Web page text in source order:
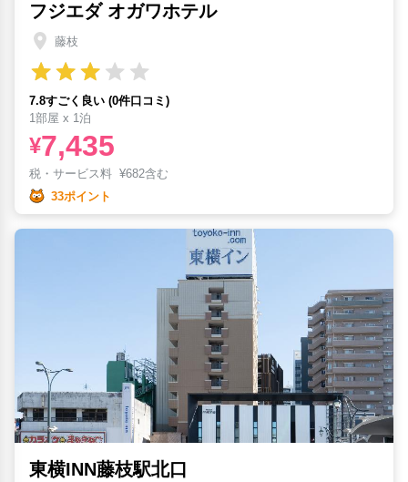
フジエダ オガワホテル
藤枝
7.8すごく良い (0件口コミ)
1部屋 x 1泊
¥7,435
税・サービス料 ¥682含む
33ポイント
東横INN藤枝駅北口